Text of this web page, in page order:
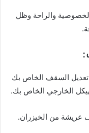
والراحة وظل
:
تعديل السقف الخاص بك
الخارجي الخاص بك.
عريشة من الخيزران.